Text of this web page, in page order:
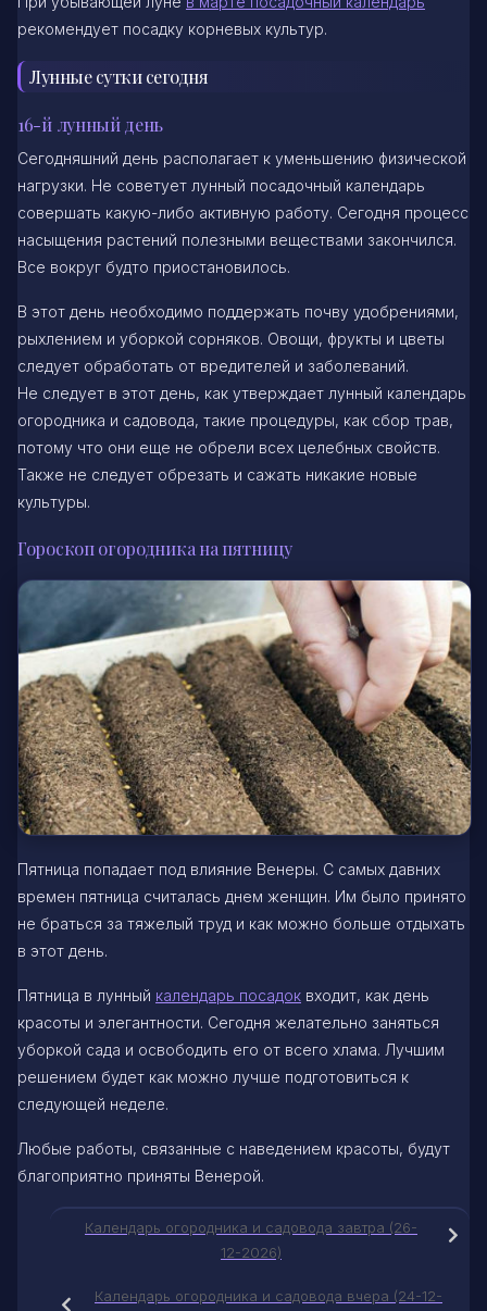
рекомендует посадку корневых культур.
Лунные сутки сегодня
16-й лунный день
Сегодняшний день располагает к уменьшению физической
нагрузки. Не советует лунный посадочный календарь
совершать какую-либо активную работу. Сегодня процесс
насыщения растений полезными веществами закончился.
Все вокруг будто приостановилось.
В этот день необходимо поддержать почву удобрениями,
рыхлением и уборкой сорняков. Овощи, фрукты и цветы
следует обработать от вредителей и заболеваний.
Не следует в этот день, как утверждает лунный календарь
огородника и садовода, такие процедуры, как сбор трав,
потому что они еще не обрели всех целебных свойств.
Также не следует обрезать и сажать никакие новые
культуры.
Гороскоп огородника на пятницу
Пятница попадает под влияние Венеры. С самых давних
времен пятница считалась днем женщин. Им было принято
не браться за тяжелый труд и как можно больше отдыхать
в этот день.
Пятница в лунный календарь посадок входит, как день
красоты и элегантности. Сегодня желательно заняться
уборкой сада и освободить его от всего хлама. Лучшим
решением будет как можно лучше подготовиться к
следующей неделе.
Любые работы, связанные с наведением красоты, будут
благоприятно приняты Венерой.
Календарь огородника и садовода завтра (26-
12-2026)
Календарь огородника и садовода вчера (24-12-